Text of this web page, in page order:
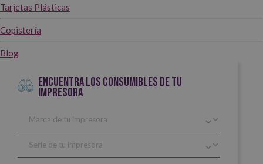
Tarjetas Plásticas
Copistería
Blog
ENCUENTRA LOS CONSUMIBLES DE TU
IMPRESORA